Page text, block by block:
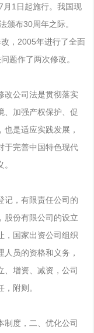
月1日起施行。我国现
颁布30周年之际。
，2005年进行了全面
题作了两次修改。
改公司法是贯彻落实
、加强产权保护、促
是适应实践发展，
于完善中国特色现代
记，有限责任公司的
股份有限公司的设立
，国家出资公司组织
员的资格和义务，
、增资、减资，公司
附则。
制度，二、优化公司